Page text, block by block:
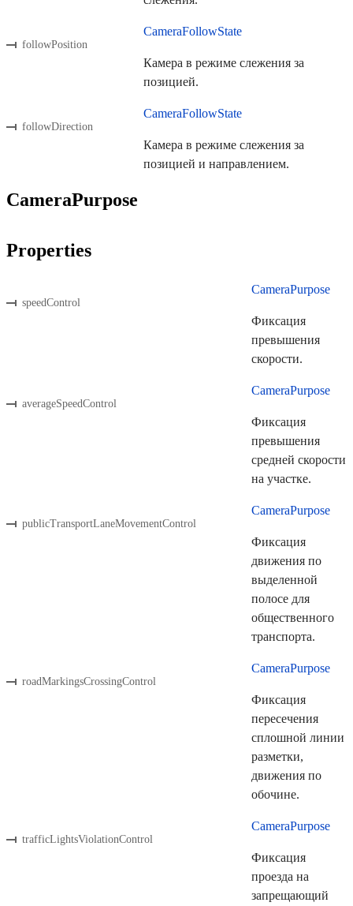
followPosition
CameraFollowState
Камера в режиме слежения за
позицией.
followDirection
CameraFollowState
Камера в режиме слежения за
позицией и направлением.
CameraPurpose
Properties
speedControl
CameraPurpose
Фиксация
превышения
скорости.
averageSpeedControl
CameraPurpose
Фиксация
превышения
средней скорости
на участке.
publicTransportLaneMovementControl
CameraPurpose
Фиксация
движения по
выделенной
полосе для
общественного
транспорта.
roadMarkingsCrossingControl
CameraPurpose
Фиксация
пересечения
сплошной линии
разметки,
движения по
обочине.
trafficLightsViolationControl
CameraPurpose
Фиксация
проезда на
запрещающий